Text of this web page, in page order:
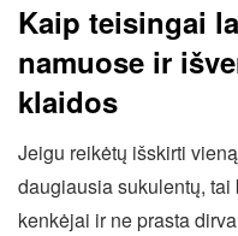
Kaip teisingai
namuose ir
klaidos
Jeigu reikėtų išskirti
daugiausia sukulentų, tai
kenkėjai ir ne prasta